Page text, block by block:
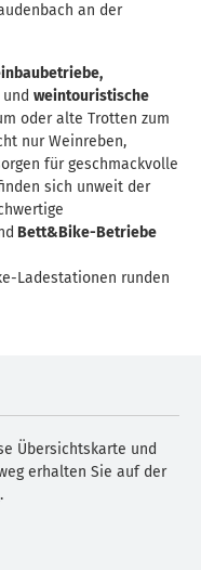
an der
und weintouristische
oder alte Trotten zum
nur Weinreben,
für geschmackvolle
sich unweit der
Bett&Bike-Betriebe
Ladestationen runden
Übersichtskarte und
erhalten Sie auf der
.